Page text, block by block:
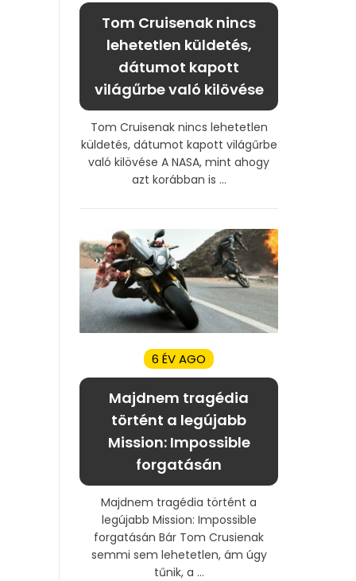
Tom Cruisenak nincs
lehetetlen küldetés,
dátumot kapott
világűrbe való kilövése
Tom Cruisenak nincs lehetetlen
küldetés, dátumot kapott világűrbe
való kilövése A NASA, mint ahogy
azt korábban is ...
6 ÉV AGO
Majdnem tragédia
történt a legújabb
Mission: Impossible
forgatásán
Majdnem tragédia történt a
legújabb Mission: Impossible
forgatásán Bár Tom Crusienak
semmi sem lehetetlen, ám úgy
tűnik, a ...